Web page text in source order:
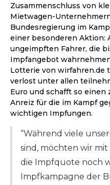
Zusammenschluss von
Mietwagen-
Bundesregierung im
einer besonderen Aktion:
ungeimpften Fahrer, die
Impfangebot
Lotterie von wirfahren.de
verlost unter allen
Euro und schafft so einen
Anreiz für die im Kampf
wichtigen Impfungen.
“Während viele
sind, möchten wir
die Impfquote noch
Impfkampagne der